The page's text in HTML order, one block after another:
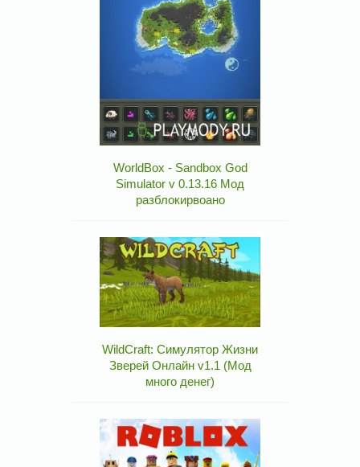
WorldBox - Sandbox God
Simulator v 0.13.16 Мод
разблокирвоано
WildCraft: Симулятор Жизни
Зверей Онлайн v1.1 (Мод
много денег)